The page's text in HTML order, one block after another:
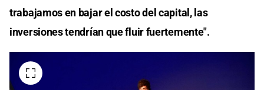
trabajamos en bajar el costo del capital, las
inversiones tendrían que fluir fuertemente".